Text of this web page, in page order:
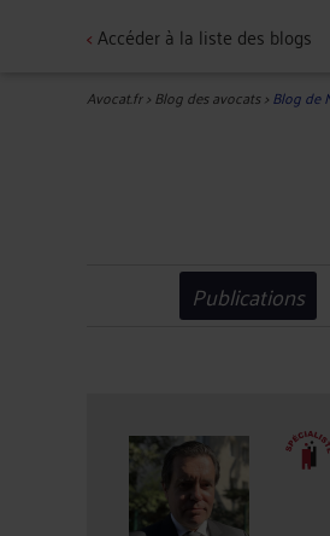
<Accéder à la liste des blogs
Avocat.fr>Blog des avocats>Blog de
Publications